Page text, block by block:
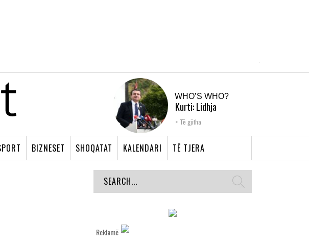
WHO’S WHO?
Kurti: Lidhja
Shqiptare e Prizrenit,
Të gjitha
BIZNESET SHOQATAT KALENDARI TË TJERA
Reklamë